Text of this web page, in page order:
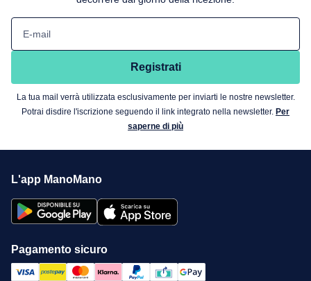
E-mail
Registrati
La tua mail verrà utilizzata esclusivamente per inviarti le nostre newsletter.
Potrai disdire l'iscrizione seguendo il link integrato nella newsletter. Per
saperne di più
L'app ManoMano
Pagamento sicuro